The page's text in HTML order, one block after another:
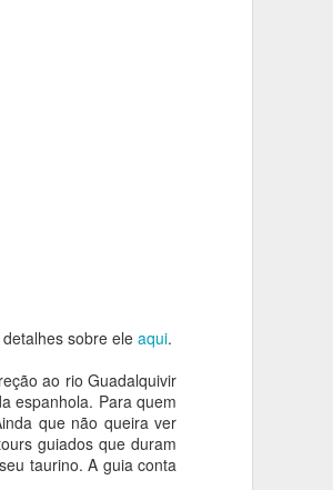
sobre ele aqui.
ao rio Guadalquivir
espanhola. Para quem
que não queira ver
guiados que duram
taurino. A guia conta